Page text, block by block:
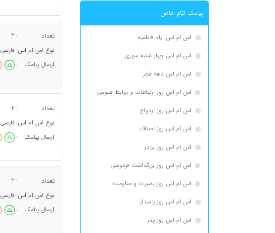
پیامک ايّام خاص
اس ام اس ایام فاطمیه
اس ام اس چهار شنبه سوری
اس ام اس دهه فجر
اس ام اس روز ارتباطات و روابط عمومی
اس ام اس روز ازدواج
اس ام اس روز اصناف
اس ام اس روز برادر
اس ام اس روز بزرگداشت فردوسی
اس ام اس روز بصیرت و مقاومت
اس ام اس روز پاسدار
اس ام اس روز پدر
تعداد :
3
نوع اس ام اس : فارسی
ارسال پیامک
:
تعداد :
2
نوع اس ام اس : فارسی
ارسال پیامک
:
تعداد :
3
نوع اس ام اس : فارسی
ارسال پیامک
: